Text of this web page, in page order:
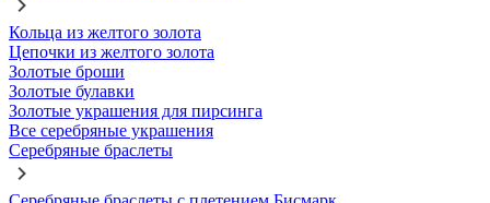
Кольца из желтого золота
Цепочки из желтого золота
Золотые броши
Золотые булавки
Золотые украшения для пирсинга
Все серебряные украшения
Серебряные браслеты